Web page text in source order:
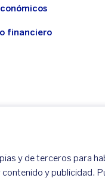
y de terceros para
y publicidad.
financiero